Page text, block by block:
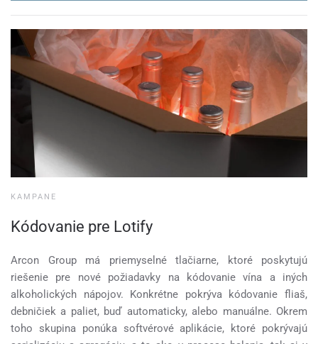
KAMPANE
Kódovanie pre Lotify
Arcon Group má priemyselné tlačiarne, ktoré poskytujú
riešenie pre nové požiadavky na kódovanie vína a iných
alkoholických nápojov. Konkrétne pokrýva kódovanie fliaš,
debničiek a paliet, buď automaticky, alebo manuálne. Okrem
toho skupina ponúka softvérové aplikácie, ktoré pokrývajú